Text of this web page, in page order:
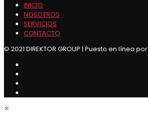
INICIO
NOSOTROS
SERVICIOS
CONTACTO
© 2021 DIREKTOR GROUP | Puesto en línea por
✕